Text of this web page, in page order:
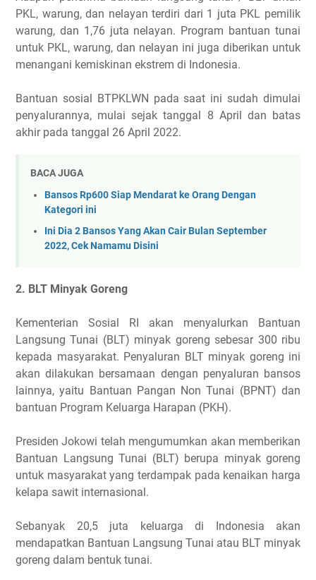
PKL, warung, dan nelayan terdiri dari 1 juta PKL pemilik
warung, dan 1,76 juta nelayan. Program bantuan tunai
untuk PKL, warung, dan nelayan ini juga diberikan untuk
menangani kemiskinan ekstrem di Indonesia.
Bantuan sosial BTPKLWN pada saat ini sudah dimulai
penyalurannya, mulai sejak tanggal 8 April dan batas
akhir pada tanggal 26 April 2022.
BACA JUGA
Bansos Rp600 Siap Mendarat ke Orang Dengan
Kategori ini
Ini Dia 2 Bansos Yang Akan Cair Bulan September
2022, Cek Namamu Disini
2. BLT Minyak Goreng
Kementerian Sosial RI akan menyalurkan Bantuan
Langsung Tunai (BLT) minyak goreng sebesar 300 ribu
kepada masyarakat. Penyaluran BLT minyak goreng ini
akan dilakukan bersamaan dengan penyaluran bansos
lainnya, yaitu Bantuan Pangan Non Tunai (BPNT) dan
bantuan Program Keluarga Harapan (PKH).
Presiden Jokowi telah mengumumkan akan memberikan
Bantuan Langsung Tunai (BLT) berupa minyak goreng
untuk masyarakat yang terdampak pada kenaikan harga
kelapa sawit internasional.
Sebanyak 20,5 juta keluarga di Indonesia akan
mendapatkan Bantuan Langsung Tunai atau BLT minyak
goreng dalam bentuk tunai.